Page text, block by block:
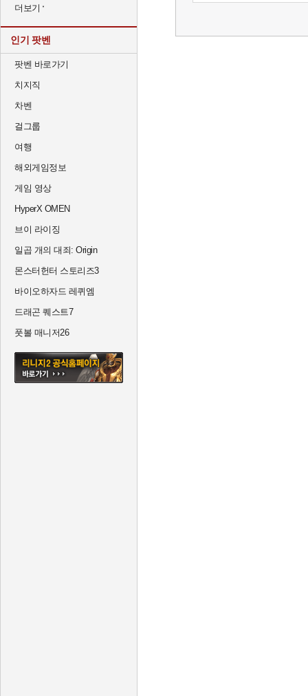
더보기
인기 팟벤
팟벤 바로가기
치지직
차벤
걸그룹
여행
해외게임정보
게임 영상
HyperX OMEN
브이 라이징
일곱 개의 대죄: Origin
몬스터헌터 스토리즈3
바이오하자드 레퀴엠
드래곤 퀘스트7
풋볼 매니저26